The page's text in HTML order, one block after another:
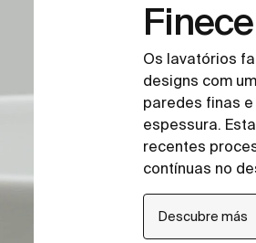
Os lavatórios
designs com
paredes finas
espessura.
recentes
contínuas no
Descubre más